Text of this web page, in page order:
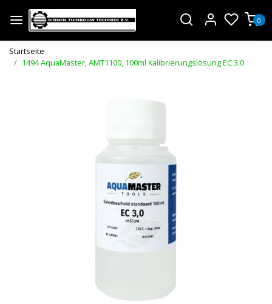
0
Startseite
1494 AquaMaster, AMT1100, 100ml Kalibrierungslösung EC 3.0